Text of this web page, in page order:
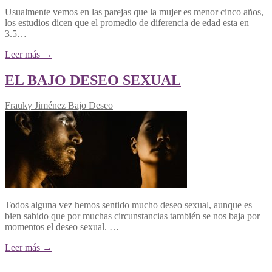
Usualmente vemos en las parejas que la mujer es menor cinco años,
los estudios dicen que el promedio de diferencia de edad esta en
3.5…
Leer más →
EL BAJO DESEO SEXUAL
Frauky Jiménez Bajo Deseo
Todos alguna vez hemos sentido mucho deseo sexual, aunque es
bien sabido que por muchas circunstancias también se nos baja por
momentos el deseo sexual. …
Leer más →